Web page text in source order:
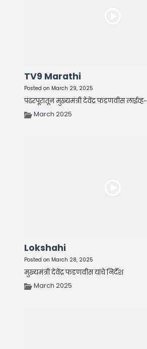
TV9 Marathi
Posted on March 29, 2025
पंढरपूरातून मुख्यमंत्री देवेंद्र फडणवीस लाईव्ह-
March 2025
Lokshahi
Posted on March 28, 2025
मुख्यमंत्री देवेंद्र फडणवीस यांचे निर्देश
March 2025